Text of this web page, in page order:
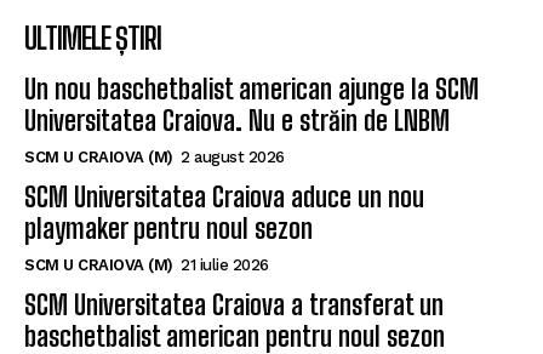
ULTIMELE ȘTIRI
Un nou baschetbalist american ajunge la SCM
Universitatea Craiova. Nu e străin de LNBM
SCM U CRAIOVA (M) 2 august 2026
SCM Universitatea Craiova aduce un nou
playmaker pentru noul sezon
SCM U CRAIOVA (M) 21 iulie 2026
SCM Universitatea Craiova a transferat un
baschetbalist american pentru noul sezon